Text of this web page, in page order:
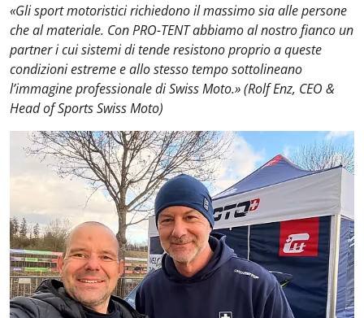
«Gli sport motoristici richiedono il massimo sia alle persone
che al materiale. Con PRO-TENT abbiamo al nostro fianco un
partner i cui sistemi di tende resistono proprio a queste
condizioni estreme e allo stesso tempo sottolineano
l’immagine professionale di Swiss Moto.» (Rolf Enz, CEO &
Head of Sports Swiss Moto)